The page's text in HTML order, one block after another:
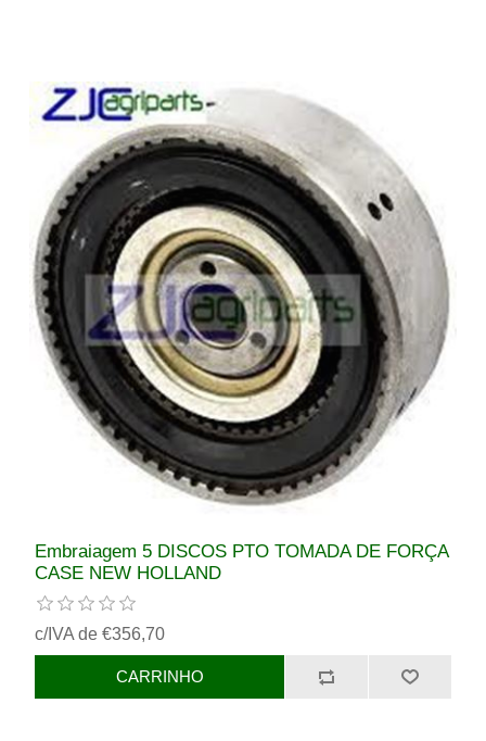
Embraiagem 5 DISCOS PTO TOMADA DE FORÇA
CASE NEW HOLLAND
c/IVA de €356,70